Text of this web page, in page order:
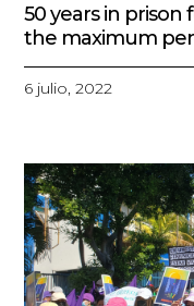
50 years in
the maximum
6 julio, 2022